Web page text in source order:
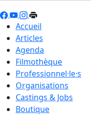
Accueil
Articles
Agenda
Filmothèque
Professionnel·le·s
Organisations
Castings & Jobs
Boutique